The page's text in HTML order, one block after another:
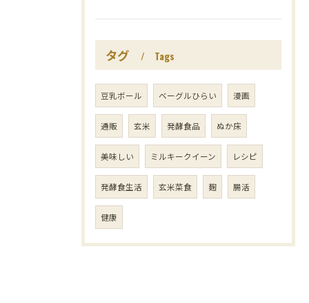
タグ Tags
豆乳ボール ベーグルひらい 漫画
通販 玄米 発酵食品 ぬか床
美味しい ミルキークイーン レシピ
発酵食生活 玄米菜食 麹 腸活
健康